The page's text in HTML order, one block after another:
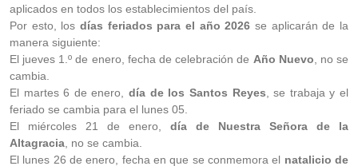
aplicados en todos los establecimientos del país.
Por esto, los días feriados para el año 2026 se aplicarán de la
manera siguiente:
El jueves 1.º de enero, fecha de celebración de Año Nuevo, no se
cambia.
El martes 6 de enero,día de los Santos Reyes, se trabaja y el
feriado se cambia para el lunes 05.
El miércoles 21 de enero, día de Nuestra Señora de la
Altagracia, no se cambia.
El lunes 26 de enero, fecha en que se conmemora el natalicio de